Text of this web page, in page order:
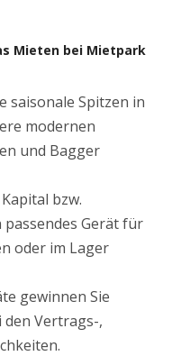
Mieten bei Mietpark
saisonale Spitzen in
modernen
und Bagger
bzw.
Gerät für
oder im Lager
gewinnen Sie
Vertrags-,